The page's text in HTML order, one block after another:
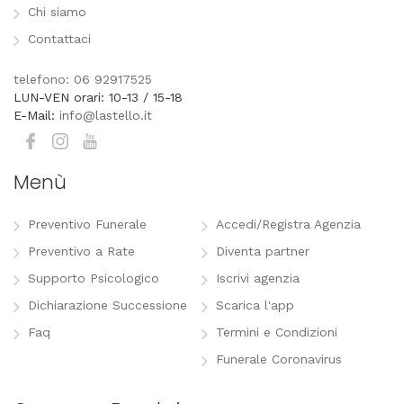
Chi siamo
Contattaci
telefono: 06 92917525
LUN-VEN orari: 10-13 / 15-18
E-Mail: info@lastello.it
Menù
Preventivo Funerale
Preventivo a Rate
Supporto Psicologico
Dichiarazione Successione
Faq
Accedi/Registra Agenzia
Diventa partner
Iscrivi agenzia
Scarica l'app
Termini e Condizioni
Funerale Coronavirus